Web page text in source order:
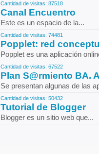
Cantidad de visitas: 87518
Canal Encuentro
Este es un espacio de la...
Cantidad de visitas: 74481
Popplet: red
Popplet es una aplicación
Cantidad de visitas: 67522
Plan S@rmiento BA.
Se presentan algunas de las
Cantidad de visitas: 50432
Tutorial de Blogger
Blogger es un sitio web que...